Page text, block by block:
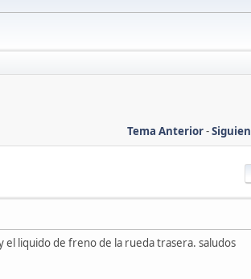
Tema Anterior-
el liquido de freno de la rueda trasera. saludos